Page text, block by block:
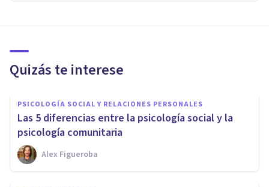
Quizás te interese
PSICOLOGÍA SOCIAL Y RELACIONES PERSONALES
Las 5 diferencias entre la psicología social y la
psicología comunitaria
Alex Figueroba